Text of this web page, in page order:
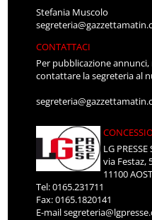
Stefania Muscolo
CONTATTACI
Per pubblicazione
contattare la segreteria al
LG PRESSE
via Festaz,
11100
Tel: 0165.231711
Fax: 0165.1820141
E-mail